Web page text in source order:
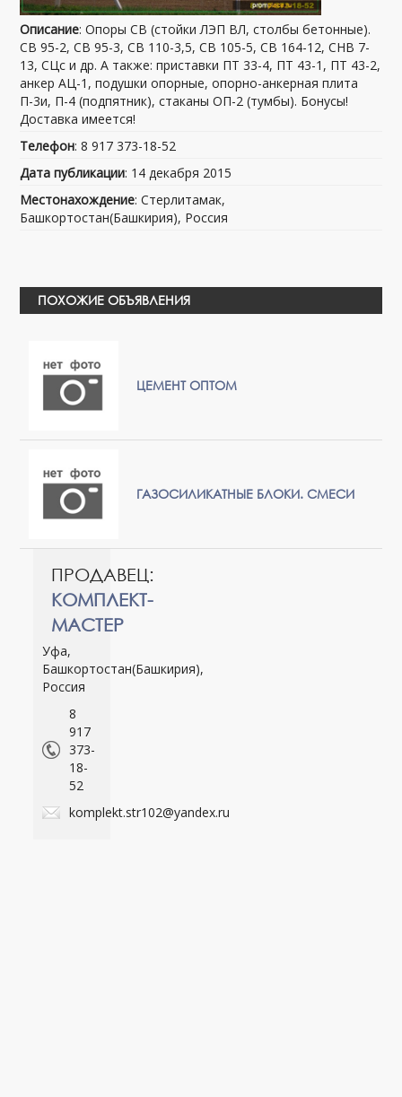
Описание: Опоры СВ (стойки ЛЭП ВЛ, столбы бетонные).
СВ 95-2, СВ 95-3, СВ 110-3,5, СВ 105-5, СВ 164-12, СНВ 7-
13, СЦс и др. А также: приставки ПТ 33-4, ПТ 43-1, ПТ 43-2,
анкер АЦ-1, подушки опорные, опорно-анкерная плита
П-3и, П-4 (подпятник), стаканы ОП-2 (тумбы). Бонусы!
Доставка имеется!
Телефон: 8 917 373-18-52
Дата публикации: 14 декабря 2015
Местонахождение: Стерлитамак,
Башкортостан(Башкирия), Россия
ПОХОЖИЕ ОБЪЯВЛЕНИЯ
ЦЕМЕНТ ОПТОМ
ГАЗОСИЛИКАТНЫЕ БЛОКИ. СМЕСИ
ПРОДАВЕЦ:
КОМПЛЕКТ-
МАСТЕР
Уфа,
Башкортостан(Башкирия),
Россия
8
917
373-
18-
52
komplekt.str102@yandex.ru